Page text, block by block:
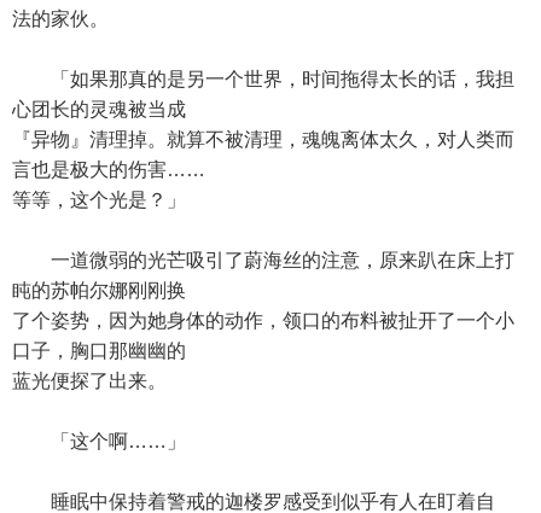
法的家伙。
「如果那真的是另一个世界，时间拖得太长的话，我担
心团长的灵魂被当成
『异物』清理掉。就算不被清理，魂魄离体太久，对人类而
言也是极大的伤害……
等等，这个光是？」
一道微弱的光芒吸引了蔚海丝的注意，原来趴在床上打
盹的苏帕尔娜刚刚换
了个姿势，因为她身体的动作，领口的布料被扯开了一个小
口子，胸口那幽幽的
蓝光便探了出来。
「这个啊……」
睡眠中保持着警戒的迦楼罗感受到似乎有人在盯着自